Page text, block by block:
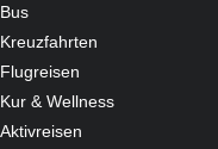
Bus
Kreuzfahrten
Flugreisen
Kur & Wellness
Aktivreisen